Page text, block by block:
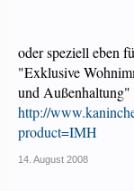
oder speziell eben
"Exklusive
und Außenhaltung"
http://
product=IMH
14. August 2008